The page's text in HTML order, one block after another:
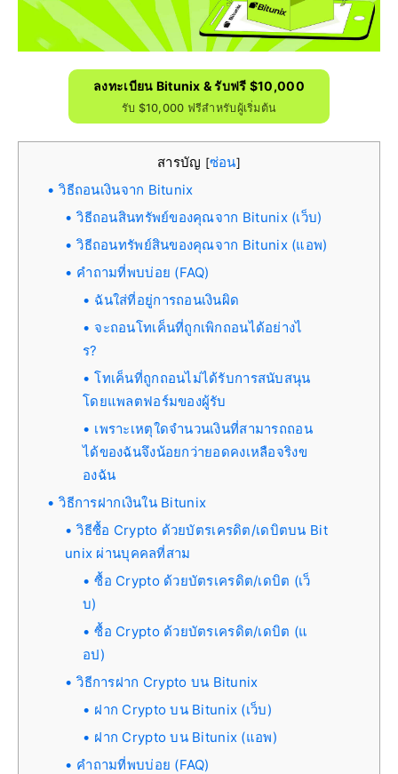
ลงทะเบียน Bitunix & รับฟรี $10,000
รับ $10,000 ฟรีสำหรับผู้เริ่มต้น
สารบัญ [ซ่อน]
วิธีถอนเงินจาก Bitunix
วิธีถอนสินทรัพย์ของคุณจาก Bitunix (เว็บ)
วิธีถอนทรัพย์สินของคุณจาก Bitunix (แอพ)
คำถามที่พบบ่อย (FAQ)
ฉันใส่ที่อยู่การถอนเงินผิด
จะถอนโทเค็นที่ถูกเพิกถอนได้อย่างไ
ร?
โทเค็นที่ถูกถอนไม่ได้รับการสนับสนุน
โดยแพลตฟอร์มของผู้รับ
เพราะเหตุใดจำนวนเงินที่สามารถถอน
ได้ของฉันจึงน้อยกว่ายอดคงเหลือจริงข
องฉัน
วิธีการฝากเงินใน Bitunix
วิธีซื้อ Crypto ด้วยบัตรเครดิต/เดบิตบน Bit
unix ผ่านบุคคลที่สาม
ซื้อ Crypto ด้วยบัตรเครดิต/เดบิต (เว็
บ)
ซื้อ Crypto ด้วยบัตรเครดิต/เดบิต (แ
อป)
วิธีการฝาก Crypto บน Bitunix
ฝาก Crypto บน Bitunix (เว็บ)
ฝาก Crypto บน Bitunix (แอพ)
คำถามที่พบบ่อย (FAQ)